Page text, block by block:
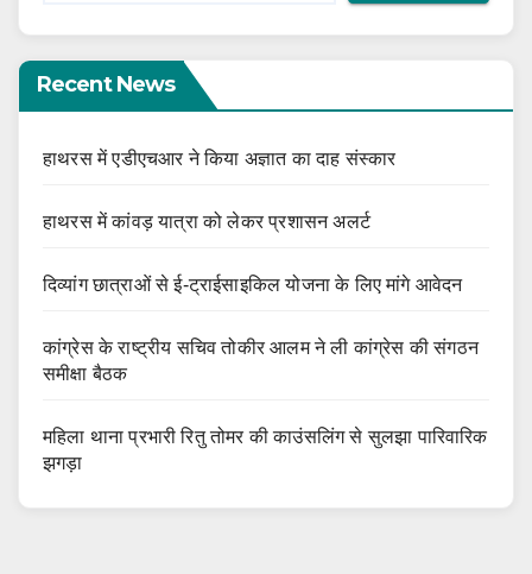
Recent News
हाथरस में एडीएचआर ने किया अज्ञात का दाह संस्कार
हाथरस में कांवड़ यात्रा को लेकर प्रशासन अलर्ट
दिव्यांग छात्राओं से ई-ट्राईसाइकिल योजना के लिए मांगे आवेदन
कांग्रेस के राष्ट्रीय सचिव तोकीर आलम ने ली कांग्रेस की संगठन
समीक्षा बैठक
महिला थाना प्रभारी रितु तोमर की काउंसलिंग से सुलझा पारिवारिक
झगड़ा